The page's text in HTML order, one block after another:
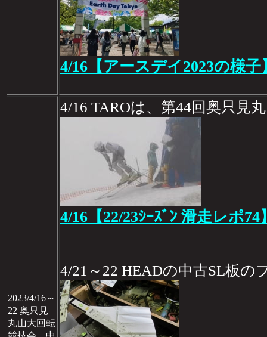
4/16【アースデイ2023の様子
2023/4/16～
22 奥只見
丸山大回転
4/16 TAROは、第44回奥只見
4/16【22/23ｼｰｽﾞﾝ 滑走レポ74
4/21～22 HEADの中古SL板の